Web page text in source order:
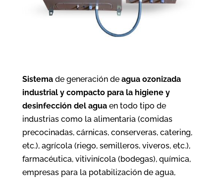
Sistemade generación de agua ozonizada
industrial y compacto para la higiene y
desinfección del aguaen todo tipo de
industrias como la alimentaria (comidas
precocinadas, cárnicas, conserveras, catering,
etc.), agrícola (riego, semilleros, viveros, etc.),
farmacéutica, vitivinícola (bodegas), química,
empresas para la potabilización de agua,